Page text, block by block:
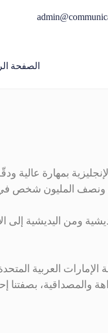
الصفحة
بمهارة عالية
ونصف المليون شخص
ومن اليديشية إلى
الإمارات العربية
والمصداقية،